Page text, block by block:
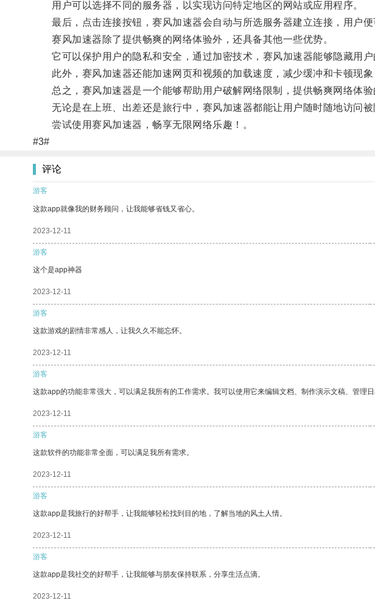
用户可以选择不同的服务器，以实现访问特定地区的网站或应用程序。
最后，点击连接按钮，赛风加速器会自动与所选服务器建立连接，用户便
赛风加速器除了提供畅爽的网络体验外，还具备其他一些优势。
它可以保护用户的隐私和安全，通过加密技术，赛风加速器能够隐藏用户
此外，赛风加速器还能加速网页和视频的加载速度，减少缓冲和卡顿现象
总之，赛风加速器是一个能够帮助用户破解网络限制，提供畅爽网络体验
无论是在上班、出差还是旅行中，赛风加速器都能让用户随时随地访问被
尝试使用赛风加速器，畅享无限网络乐趣！。
#3#
评论
游客
这款app就像我的财务顾问，让我能够省钱又省心。
2023-12-11
游客
这个是app神器
2023-12-11
游客
这款游戏的剧情非常感人，让我久久不能忘怀。
2023-12-11
游客
这款app的功能非常强大，可以满足我所有的工作需求。我可以使用它来编辑文档、制作演示文稿、管理日
2023-12-11
游客
这款软件的功能非常全面，可以满足我所有需求。
2023-12-11
游客
这款app是我旅行的好帮手，让我能够轻松找到目的地，了解当地的风土人情。
2023-12-11
游客
这款app是我社交的好帮手，让我能够与朋友保持联系，分享生活点滴。
2023-12-11